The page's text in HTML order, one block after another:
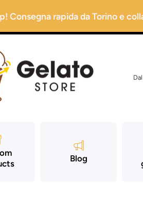
Consegna rapida da Torino e
Blog